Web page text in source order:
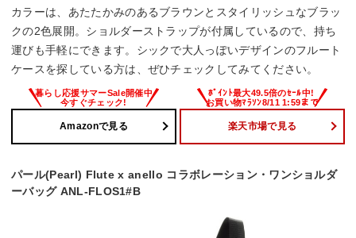
カラーは、あたたかみのあるブラウンとスタイリッシュなブラッ
クの2色展開。ショルダーストラップが付属しているので、持ち
運びも手軽にできます。シックで大人っぽいデザインのフルート
ケースを探している方は、ぜひチェックしてみてください。
Amazonで見る 楽天市場で見る
パール(Pearl) Flute x anello コラボレーション・ワンショルダ
ーバッグ ANL-FLOS1#B